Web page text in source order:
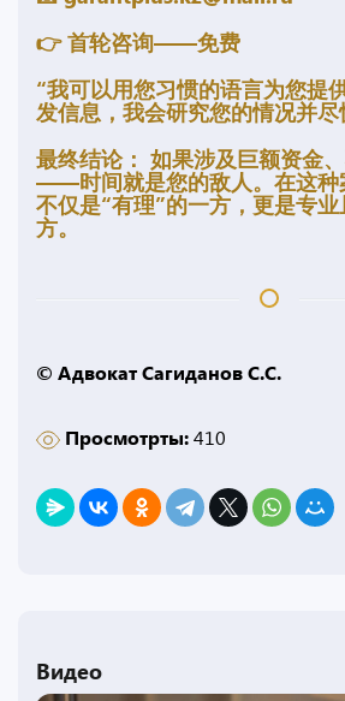
👉 首轮咨询——免费
“我可以用您习惯的语言为您提
发信息，我会研究您的情况并尽
最终结论： 如果涉及巨额资金
——时间就是您的敌人。在这种
不仅是“有理”的一方，更是专
方。
© Адвокат Сагиданов С.С.
Просмотрты:410
Видео